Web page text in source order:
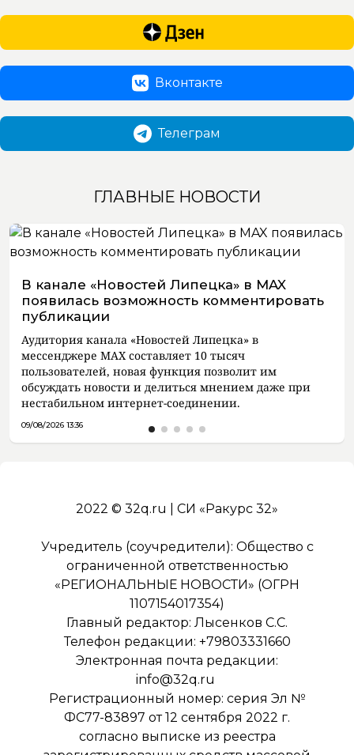
Вконтакте
Телеграм
ГЛАВНЫЕ НОВОСТИ
В канале «Новостей Липецка» в MAX
появилась возможность комментировать
публикации
Аудитория канала «Новостей Липецка» в
мессенджере MAX составляет 10 тысяч
пользователей, новая функция позволит им
обсуждать новости и делиться мнением даже при
нестабильном интернет-соединении.
09/08/2026 13:36
2022 © 32q.ru | СИ «Ракурс 32»
Учредитель (соучредители): Общество с
ограниченной ответственностью
«РЕГИОНАЛЬНЫЕ НОВОСТИ» (ОГРН
1107154017354)
Главный редактор: Лысенков С.С.
Телефон редакции: +79803331660
Электронная почта редакции:
info@32q.ru
Регистрационный номер: серия Эл №
ФС77-83897 от 12 сентября 2022 г.
согласно выписке из реестра